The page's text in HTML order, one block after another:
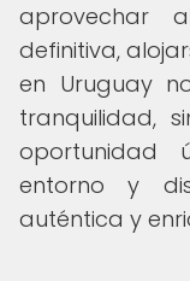
aprovechar
definitiva,
en Uruguay
tranquilidad,
oportunidad
entorno y
auténtica y